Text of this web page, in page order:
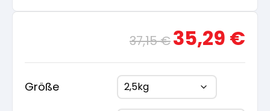
37,15€
Ursprünglicher
Preis
war:
37,15 €
35,29 €
ist:
Größe